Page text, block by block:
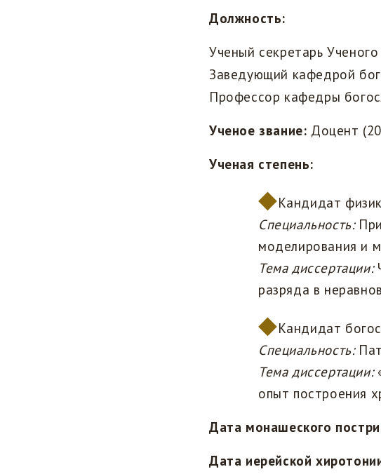
Должность:
Ученый секретарь
Заведующий кафедрой
Профессор кафедры
Ученое звание: Доцент
Ученая степень:
Кандидат
Специальность:
моделирования и
Тема диссертации:
разряда в
Кандидат
Специальность:
Тема диссертации:
опыт построения
Дата монашеского
Дата иерейской